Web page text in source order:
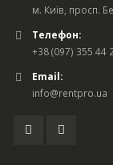
м. Київ, просп.
Телефон:
+38 (097) 355 44
Email:
info@rentpro.ua